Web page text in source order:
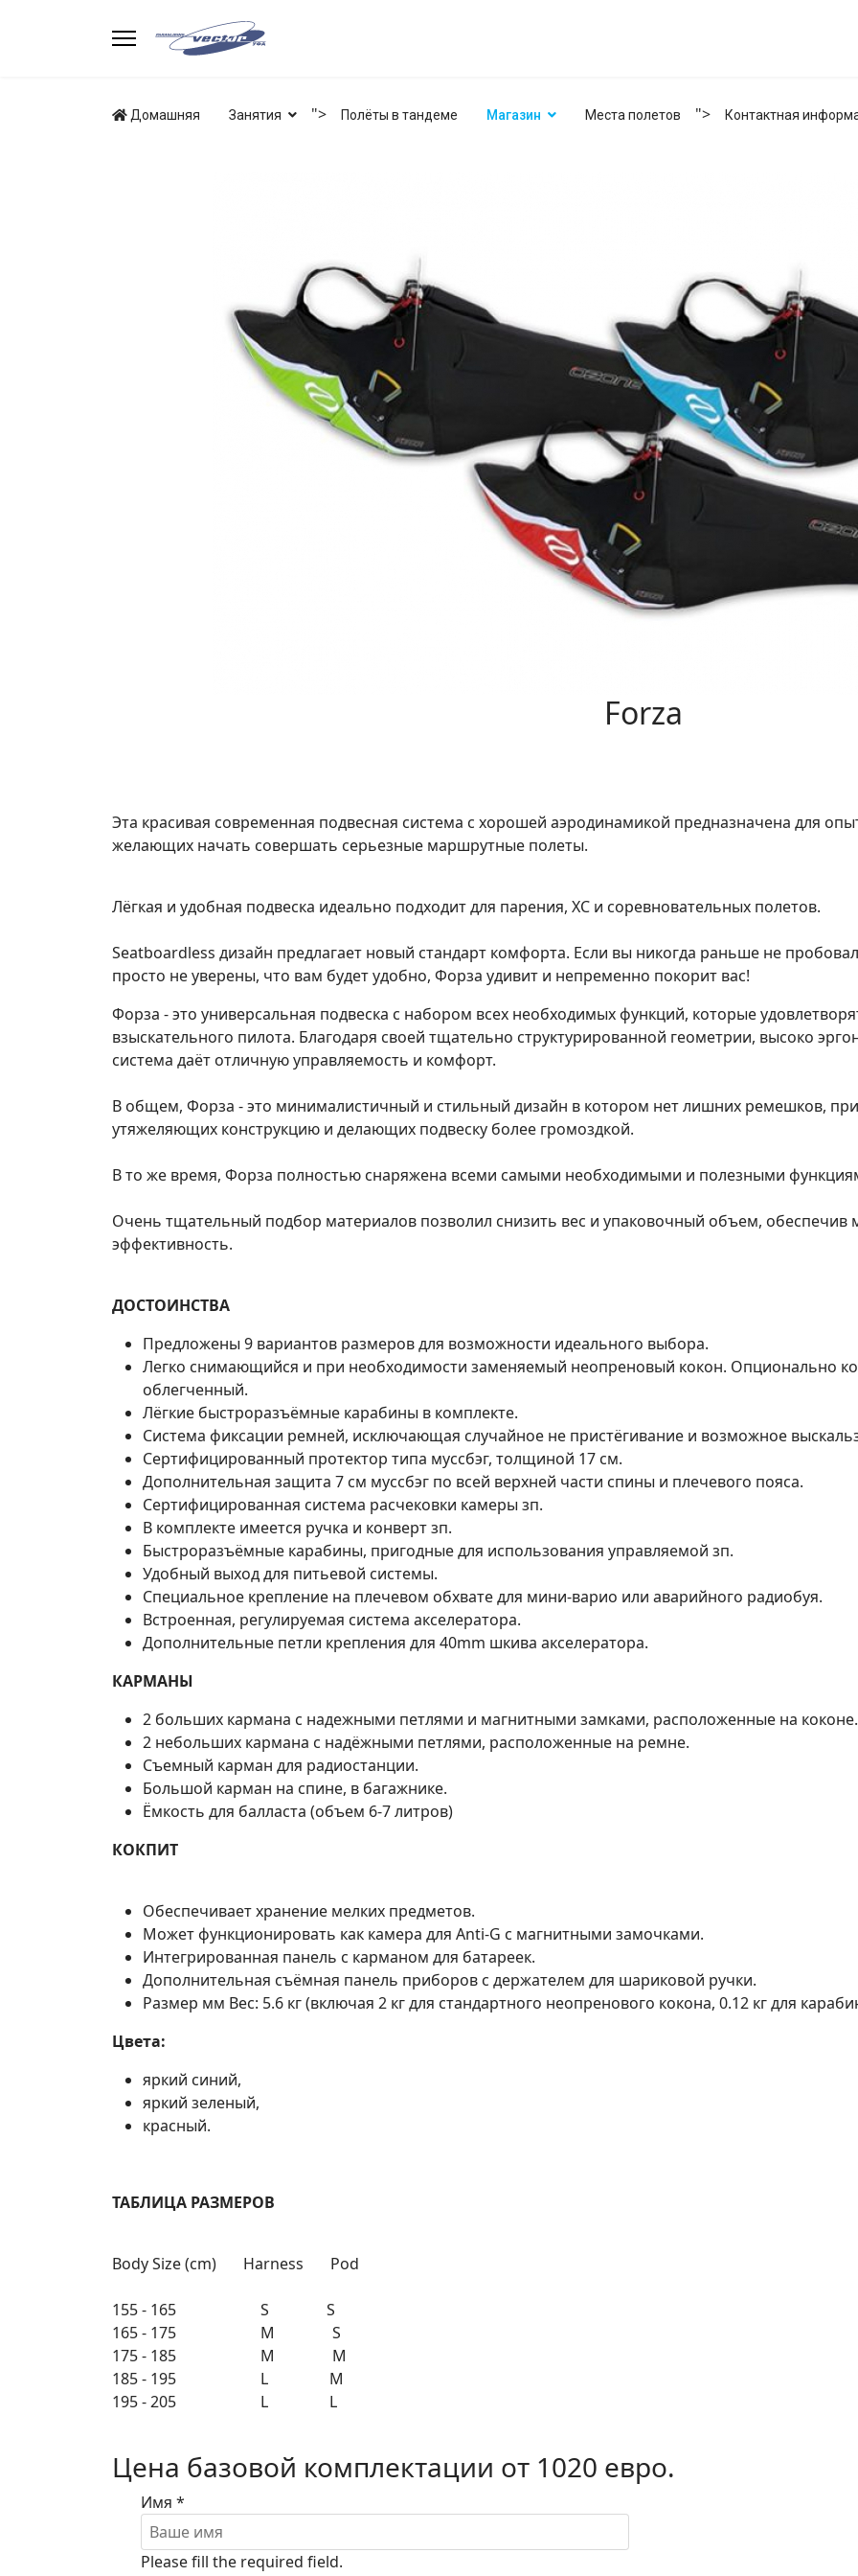
Домашняя Занятия "> Полёты в тандеме Магазин Места полетов "> Контактная
Forza
Эта красивая современная подвесная система с хорошей аэродинамикой предназначена для
желающих начать совершать серьезные маршрутные полеты.
Лёгкая и удобная подвеска идеально подходит для парения, XC и соревновательных полетов.
Seatboardless дизайн предлагает новый стандарт комфорта. Если вы никогда раньше не
просто не уверены, что вам будет удобно, Форза удивит и непременно покорит вас!
Форза - это универсальная подвеска с набором всех необходимых функций, которые
взыскательного пилота. Благодаря своей тщательно структурированной геометрии, высоко
система даёт отличную управляемость и комфорт.
В общем, Форза - это минималистичный и стильный дизайн в котором нет лишних ремешков,
утяжеляющих конструкцию и делающих подвеску более громоздкой.
В то же время, Форза полностью снаряжена всеми самыми необходимыми и полезными
Очень тщательный подбор материалов позволил снизить вес и упаковочный объем,
эффективность.
ДОСТОИНСТВА
Предложены 9 вариантов размеров для возможности идеального выбора.
Легко снимающийся и при необходимости заменяемый неопреновый кокон. Опционально
облегченный.
Лёгкие быстроразъёмные карабины в комплекте.
Система фиксации ремней, исключающая случайное не пристёгивание и возможное
Сертифицированный протектор типа муссбэг, толщиной 17 см.
Дополнительная защита 7 см муссбэг по всей верхней части спины и плечевого пояса.
Сертифицированная система расчековки камеры зп.
В комплекте имеется ручка и конверт зп.
Быстроразъёмные карабины, пригодные для использования управляемой зп.
Удобный выход для питьевой системы.
Специальное крепление на плечевом обхвате для мини-варио или аварийного радиобуя.
Встроенная, регулируемая система акселератора.
Дополнительные петли крепления для 40mm шкива акселератора.
КАРМАНЫ
2 больших кармана с надежными петлями и магнитными замками, расположенные на коконе.
2 небольших кармана с надёжными петлями, расположенные на ремне.
Съемный карман для радиостанции.
Большой карман на спине, в багажнике.
Ёмкость для балласта (объем 6-7 литров)
КОКПИТ
Обеспечивает хранение мелких предметов.
Может функционировать как камера для Anti-G с магнитными замочками.
Интегрированная панель с карманом для батареек.
Дополнительная съёмная панель приборов с держателем для шариковой ручки.
Размер мм Вес: 5.6 кг (включая 2 кг для стандартного неопренового кокона, 0.12 кг для
Цвета:
яркий синий,
яркий зеленый,
красный.
ТАБЛИЦА РАЗМЕРОВ
Body Size (cm) Harness Pod
155 - 165 S S
165 - 175 M S
175 - 185 M M
185 - 195 L M
195 - 205 L L
Цена базовой комплектации от 1020 евро.
Имя *
Please fill the required field.